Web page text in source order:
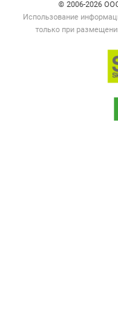
© 2006‑2026
Использование
только при